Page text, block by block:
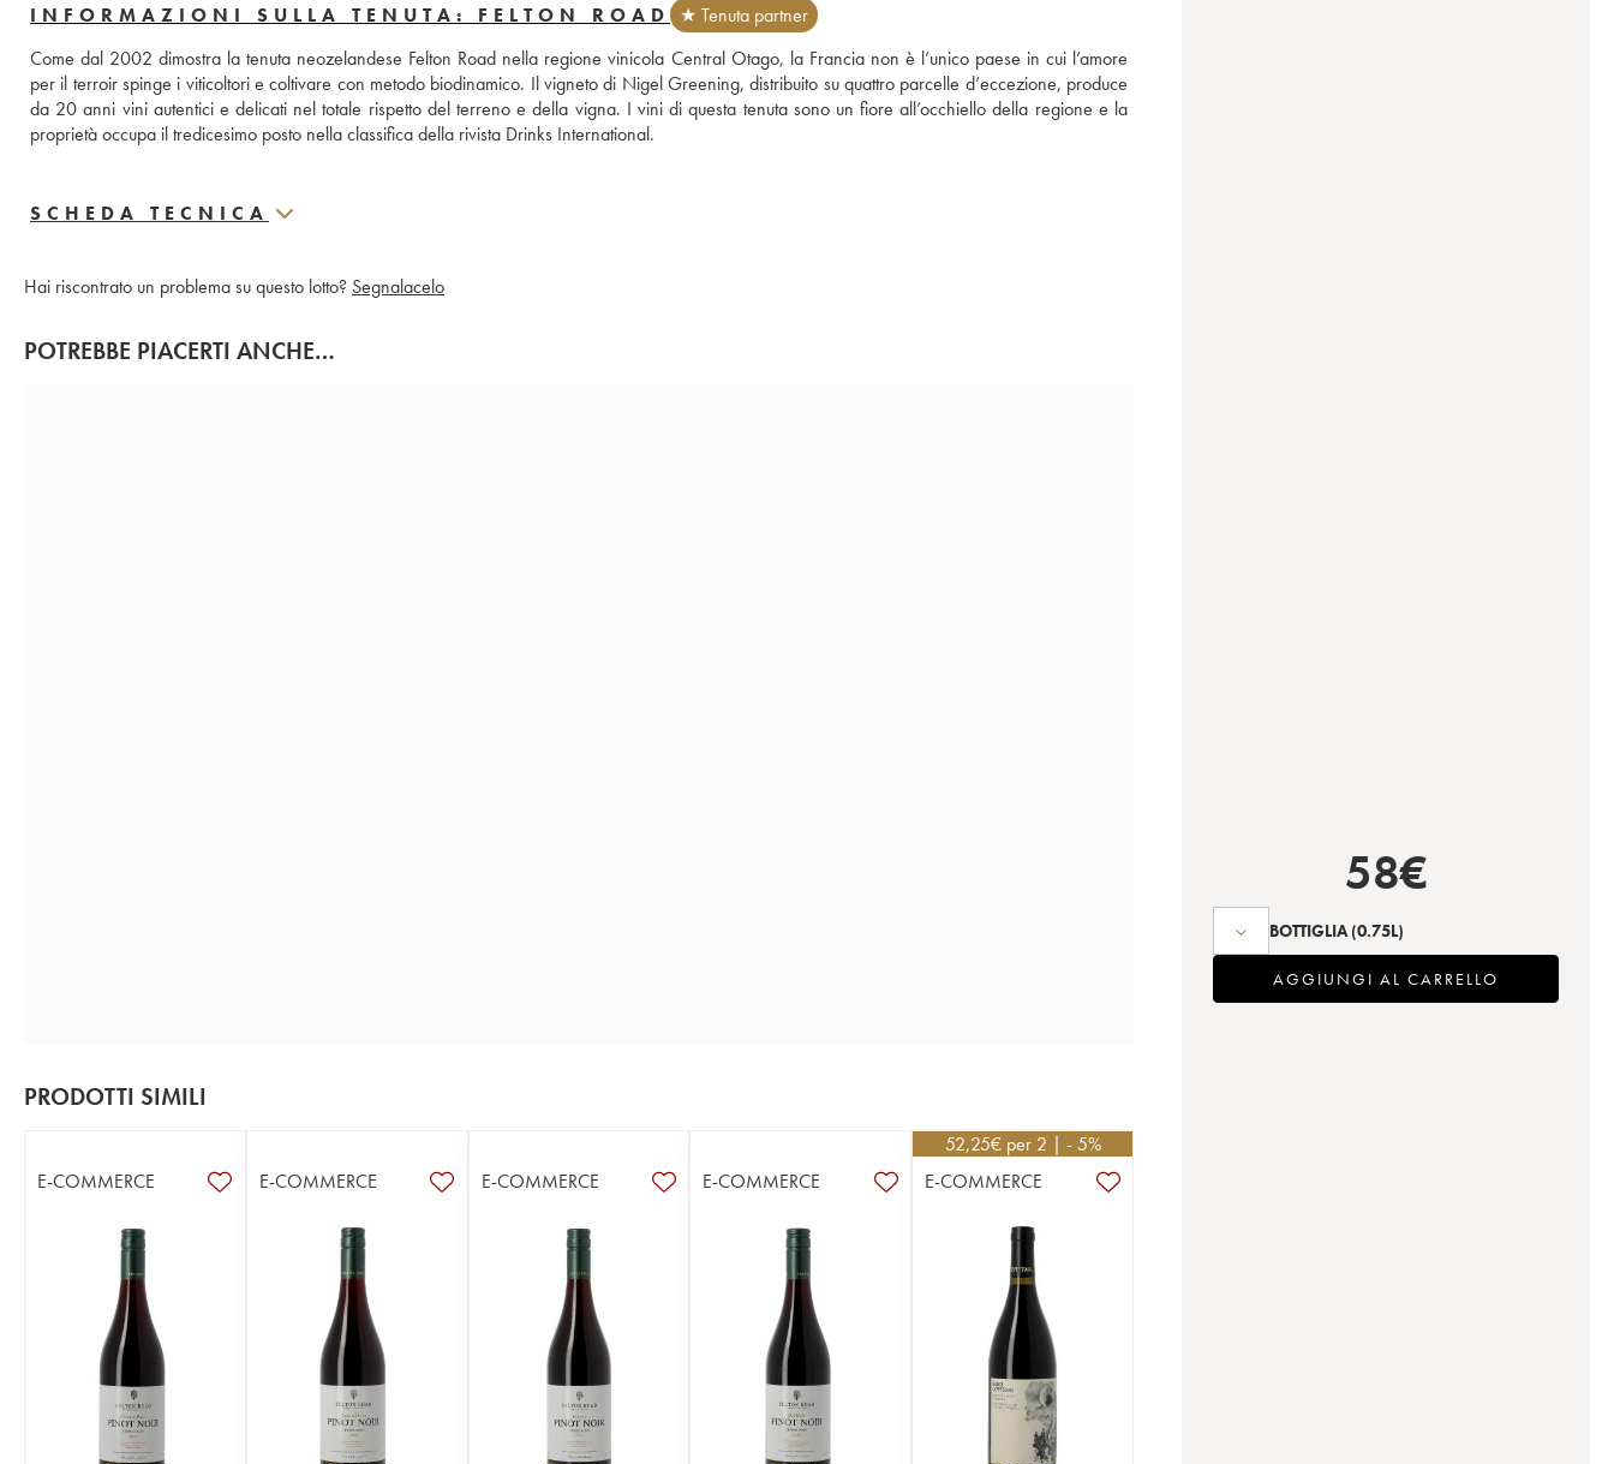
INFORMAZIONI SULLA TENUTA: FELTON ROAD
★ Tenuta partner
Come dal 2002 dimostra la tenuta neozelandese Felton Road nella regione vinicola Central Otago, la Francia non è l’unico paese in cui l’amore
per il terroir spinge i viticoltori e coltivare con metodo biodinamico. Il vigneto di Nigel Greening, distribuito su quattro parcelle d’eccezione, produce
da 20 anni vini autentici e delicati nel totale rispetto del terreno e della vigna. I vini di questa tenuta sono un fiore all’occhiello della regione e la
proprietà occupa il tredicesimo posto nella classifica della rivista Drinks International.
SCHEDA TECNICA
Hai riscontrato un problema su questo lotto? Segnalacelo
POTREBBE PIACERTI ANCHE…
PRODOTTI SIMILI
E-COMMERCE E-COMMERCE E-COMMERCE E-COMMERCE
52,25€ per 2 | - 5%
E-COMMERCE
58€
BOTTIGLIA (0.75L)
AGGIUNGI AL CARRELLO